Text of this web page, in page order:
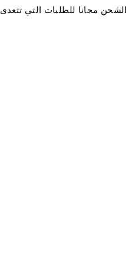
الشحن مجانا للطلبات التي تتعدى 151 ريال